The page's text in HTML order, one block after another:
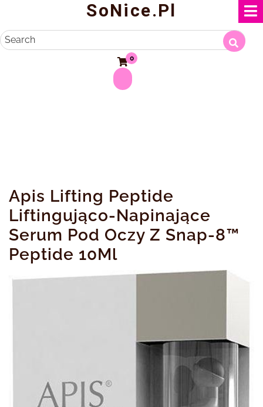
content
SoNice.pl
Search
0
Apis Lifting Peptide
Liftingująco-Napinające
Serum Pod Oczy Z Snap-8™
Peptide 10Ml